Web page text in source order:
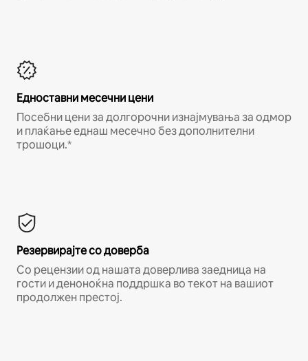
Едноставни месечни цени
Посебни цени за долгорочни изнајмувања за одмор
и плаќање еднаш месечно без дополнителни
трошоци.*
Резервирајте со доверба
Со рецензии од нашата доверлива заедница на
гости и деноноќна поддршка во текот на вашиот
продолжен престој.